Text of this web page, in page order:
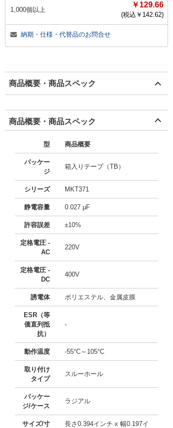
1,000個以上
￥129.66
(税込￥ 142.62)
納期・仕様・代替品のお問合せ
商品概要・商品スペック
商品概要・商品スペック
型 商品概要
パッケー
ジ
箱入りテープ（TB）
シリーズ MKT371
静電容量 0.027 µF
許容誤差 ±10%
定格電圧 -
AC
220V
定格電圧 -
DC
400V
誘電体 ポリエステル、金属皮膜
ESR（等
価直列抵
抗）
-
動作温度 -55°C～105°C
取り付け
タイプ
スルーホール
パッケー
ジ/ケース
ラジアル
サイズ/寸
長さ0.394インチ x 幅0.197イ